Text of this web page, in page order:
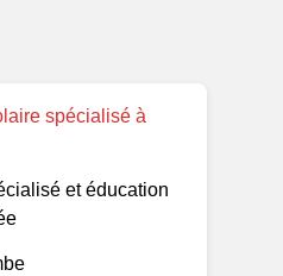
spécialisé à
et éducation